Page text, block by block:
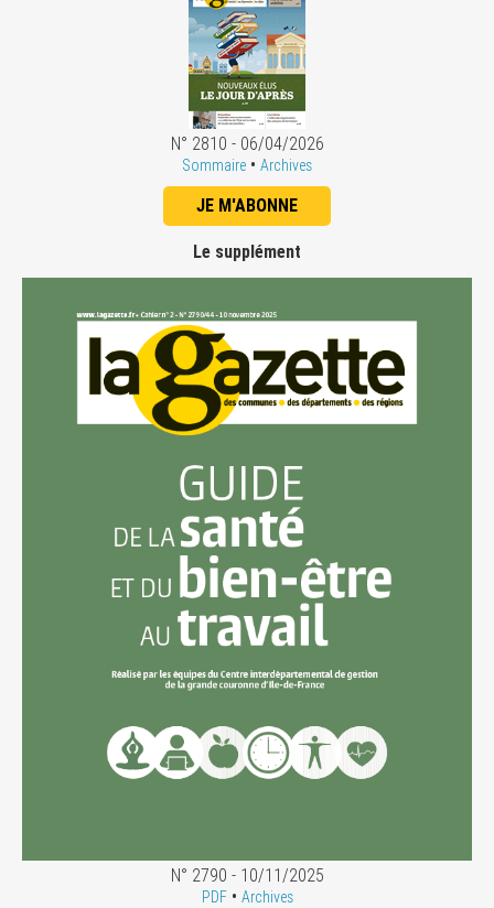
N° 2810 - 06/04/2026
Sommaire • Archives
JE M'ABONNE
Le supplément
N° 2790 - 10/11/2025
PDF• Archives